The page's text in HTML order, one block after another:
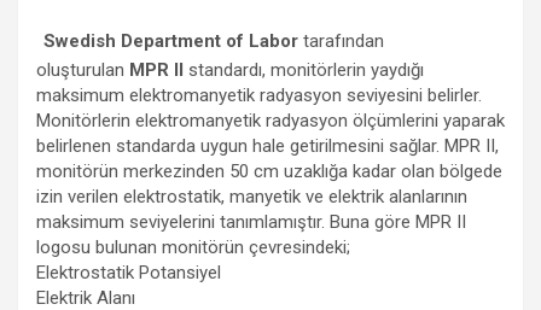
Swedish Department of Labor tarafından
oluşturulan MPR II standardı, monitörlerin yaydığı
maksimum elektromanyetik radyasyon seviyesini belirler.
Monitörlerin elektromanyetik radyasyon ölçümlerini yaparak
belirlenen standarda uygun hale getirilmesini sağlar. MPR II,
monitörün merkezinden 50 cm uzaklığa kadar olan bölgede
izin verilen elektrostatik, manyetik ve elektrik alanlarının
maksimum seviyelerini tanımlamıştır. Buna göre MPR II
logosu bulunan monitörün çevresindeki;
Elektrostatik Potansiyel
Elektrik Alanı